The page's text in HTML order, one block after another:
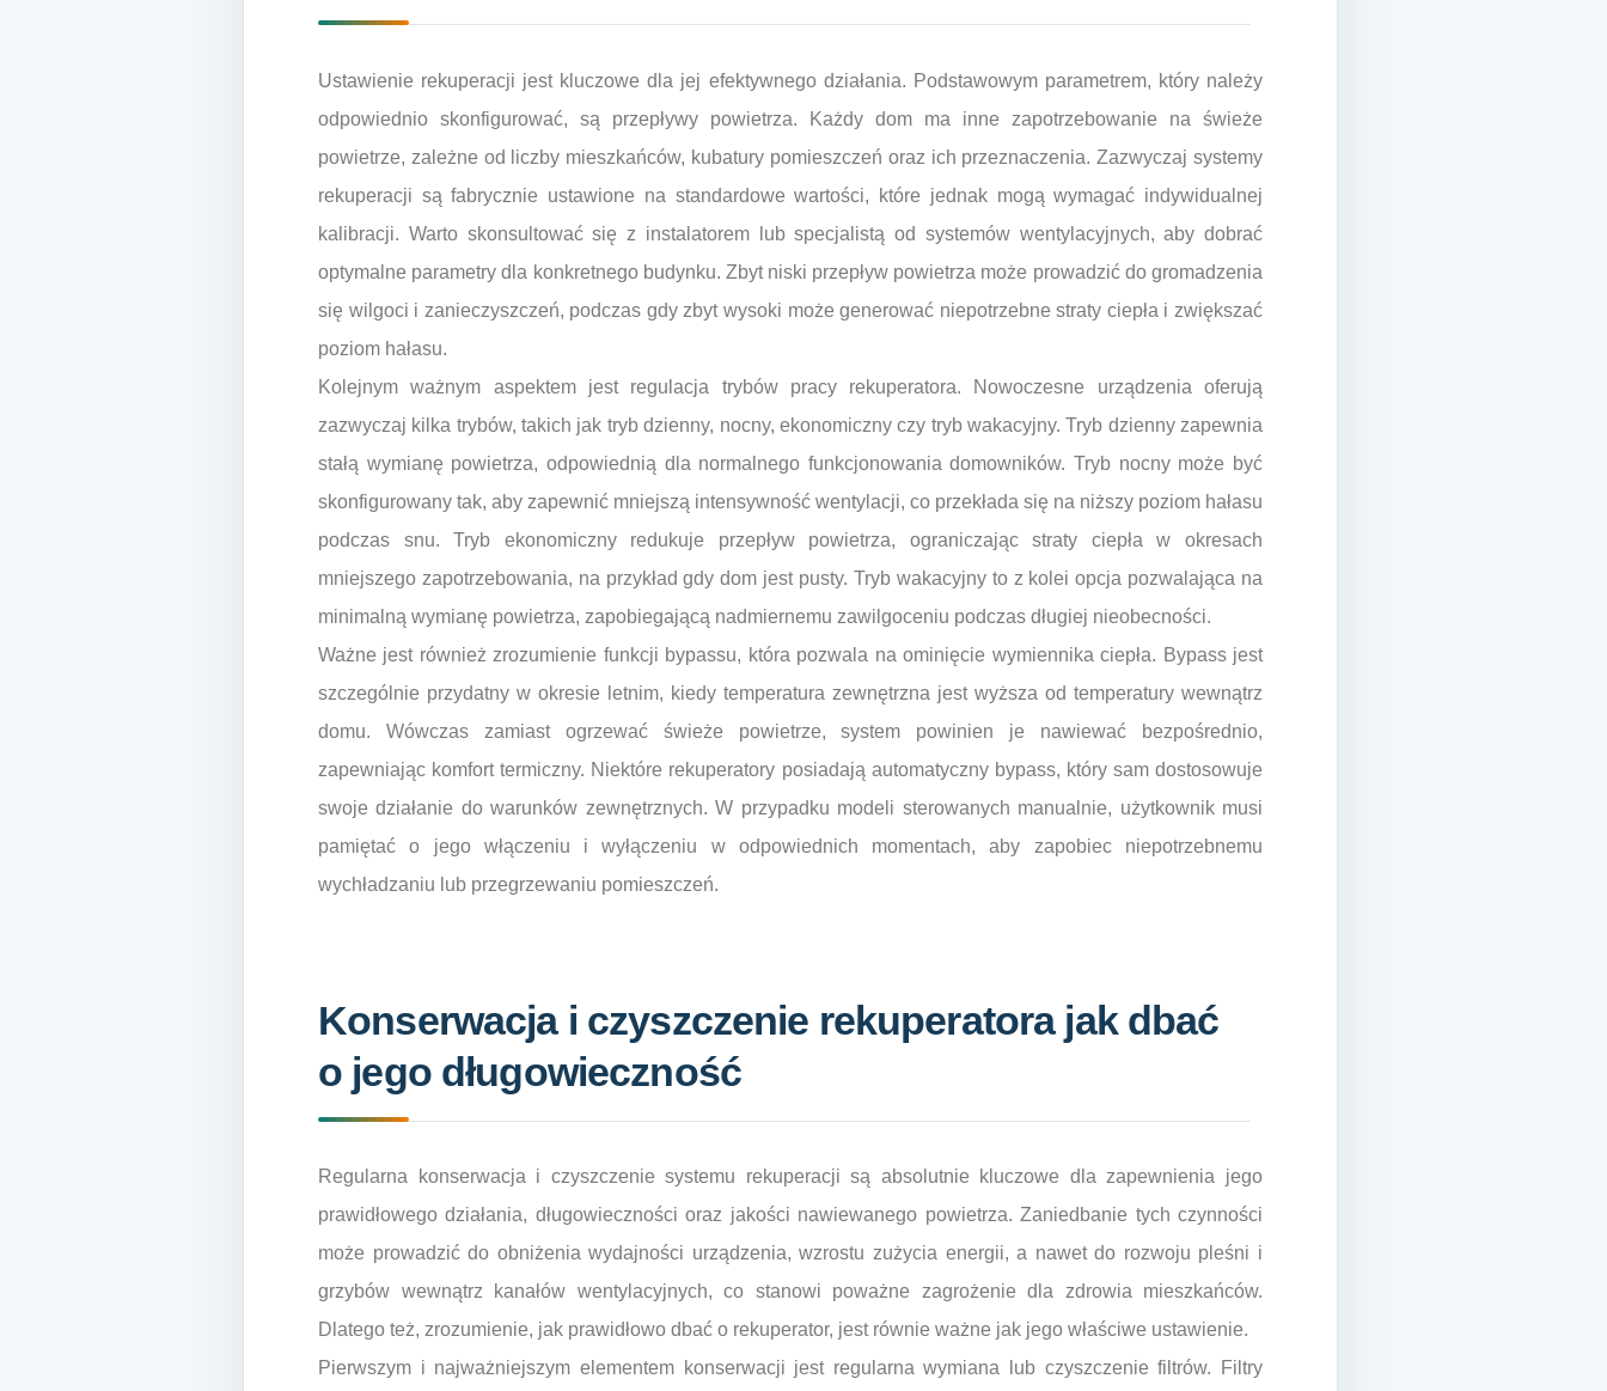
Ustawienie rekuperacji jest kluczowe dla jej efektywnego działania. Podstawowym parametrem, który należy
odpowiednio skonfigurować, są przepływy powietrza. Każdy dom ma inne zapotrzebowanie na świeże
powietrze, zależne od liczby mieszkańców, kubatury pomieszczeń oraz ich przeznaczenia. Zazwyczaj systemy
rekuperacji są fabrycznie ustawione na standardowe wartości, które jednak mogą wymagać indywidualnej
kalibracji. Warto skonsultować się z instalatorem lub specjalistą od systemów wentylacyjnych, aby dobrać
optymalne parametry dla konkretnego budynku. Zbyt niski przepływ powietrza może prowadzić do gromadzenia
się wilgoci i zanieczyszczeń, podczas gdy zbyt wysoki może generować niepotrzebne straty ciepła i zwiększać
poziom hałasu.
Kolejnym ważnym aspektem jest regulacja trybów pracy rekuperatora. Nowoczesne urządzenia oferują
zazwyczaj kilka trybów, takich jak tryb dzienny, nocny, ekonomiczny czy tryb wakacyjny. Tryb dzienny zapewnia
stałą wymianę powietrza, odpowiednią dla normalnego funkcjonowania domowników. Tryb nocny może być
skonfigurowany tak, aby zapewnić mniejszą intensywność wentylacji, co przekłada się na niższy poziom hałasu
podczas snu. Tryb ekonomiczny redukuje przepływ powietrza, ograniczając straty ciepła w okresach
mniejszego zapotrzebowania, na przykład gdy dom jest pusty. Tryb wakacyjny to z kolei opcja pozwalająca na
minimalną wymianę powietrza, zapobiegającą nadmiernemu zawilgoceniu podczas długiej nieobecności.
Ważne jest również zrozumienie funkcji bypassu, która pozwala na ominięcie wymiennika ciepła. Bypass jest
szczególnie przydatny w okresie letnim, kiedy temperatura zewnętrzna jest wyższa od temperatury wewnątrz
domu. Wówczas zamiast ogrzewać świeże powietrze, system powinien je nawiewać bezpośrednio,
zapewniając komfort termiczny. Niektóre rekuperatory posiadają automatyczny bypass, który sam dostosowuje
swoje działanie do warunków zewnętrznych. W przypadku modeli sterowanych manualnie, użytkownik musi
pamiętać o jego włączeniu i wyłączeniu w odpowiednich momentach, aby zapobiec niepotrzebnemu
wychładzaniu lub przegrzewaniu pomieszczeń.
Konserwacja i czyszczenie rekuperatora jak dbać
o jego długowieczność
Regularna konserwacja i czyszczenie systemu rekuperacji są absolutnie kluczowe dla zapewnienia jego
prawidłowego działania, długowieczności oraz jakości nawiewanego powietrza. Zaniedbanie tych czynności
może prowadzić do obniżenia wydajności urządzenia, wzrostu zużycia energii, a nawet do rozwoju pleśni i
grzybów wewnątrz kanałów wentylacyjnych, co stanowi poważne zagrożenie dla zdrowia mieszkańców.
Dlatego też, zrozumienie, jak prawidłowo dbać o rekuperator, jest równie ważne jak jego właściwe ustawienie.
Pierwszym i najważniejszym elementem konserwacji jest regularna wymiana lub czyszczenie filtrów. Filtry